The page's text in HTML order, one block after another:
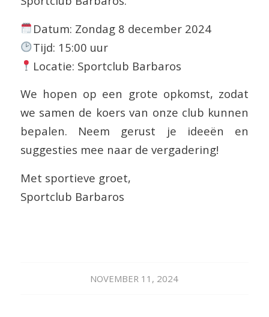
Datum: Zondag 8 december 2024
Tijd: 15:00 uur
Locatie: Sportclub Barbaros
We hopen op een grote opkomst, zodat
we samen de koers van onze club kunnen
bepalen. Neem gerust je ideeën en
suggesties mee naar de vergadering!
Met sportieve groet,
Sportclub Barbaros
NOVEMBER 11, 2024